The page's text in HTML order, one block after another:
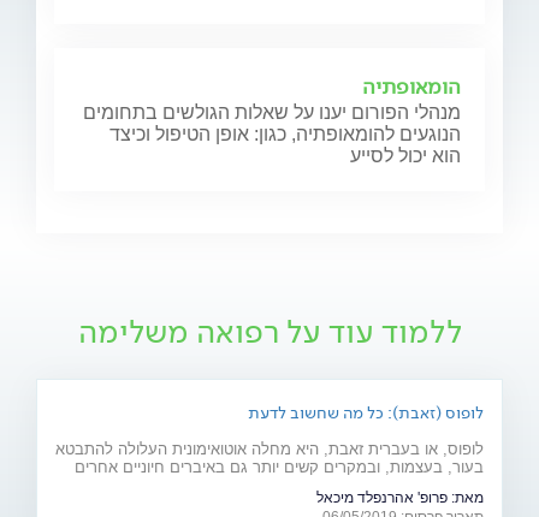
הומאופתיה
מנהלי הפורום יענו על שאלות הגולשים בתחומים
הנוגעים להומאופתיה, כגון: אופן הטיפול וכיצד
הוא יכול לסייע
ללמוד עוד על רפואה משלימה
לופוס (זאבת): כל מה שחשוב לדעת
לופוס, או בעברית זאבת, היא מחלה אוטואימונית העלולה להתבטא
בעור, בעצמות, ובמקרים קשים יותר גם באיברים חיוניים אחרים
לה? ומהו הטיפול המתקדם שנכנס לסל הבריאות בשנים
מאת: פרופ' אהרנפלד מיכאל